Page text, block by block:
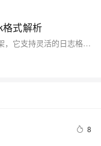
格式解析
在 Spring Boot 中，Logback 是默认的日志框架，它支持灵活的日志格式配置。通过配置 logback.xml 文件，可以定义日志的输出格式、日志级别、日志文件路径等。
8